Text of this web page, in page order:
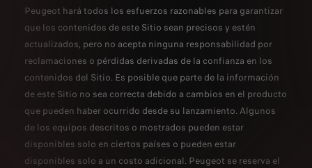
Peugeot hará todos los esfuerzos razonables para garantizar
que los contenidos de este Sitio sean precisos y estén
actualizados, pero no acepta ninguna responsabilidad por
reclamaciones o pérdidas derivadas de la confianza en los
contenidos del Sitio. Es posible que parte de la información
de este Sitio no sea correcta debido a cambios en el producto
que pueden haber ocurrido desde su lanzamiento. Algunos
de los equipos descritos o mostrados pueden estar
disponibles solo en ciertos países o pueden estar
disponibles solo a un costo adicional. Peugeot se reserva el